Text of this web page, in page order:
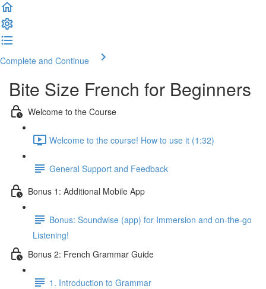
Complete and Continue
Bite Size French for Beginners
Welcome to the Course
Welcome to the course! How to use it (1:32)
General Support and Feedback
Bonus 1: Additional Mobile App
Bonus: Soundwise (app) for Immersion and on-the-go
Listening!
Bonus 2: French Grammar Guide
1. Introduction to Grammar